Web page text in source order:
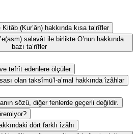
(Kur’ân) hakkında kısa ta‘rîfler
salavât ile birlikte O’nun hakkında
bazı ta‘rîfler
tefrît edenlere ölçüler
olan taksîmü’l-a’mal hakkında îzâhlar
sözü, diğer fenlerde geçerli değildir.
dört farklı îzâhı